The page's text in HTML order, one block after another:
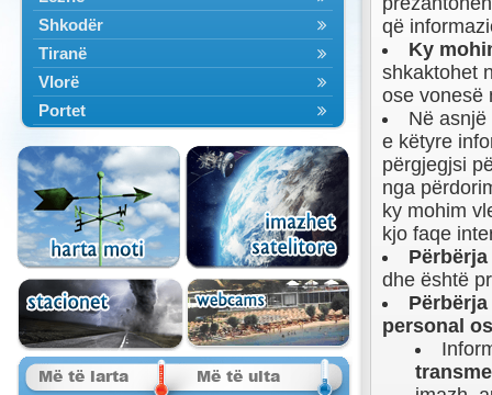
Shkodër
Tiranë
Vlorë
Portet
Aeroportet
Më të larta Më të ulta
që
Ky
shkaktohet
ose vonesë
Në
e këtyre
përgjegjsi
nga
ky mohim
kjo faqe
dhe është
personal